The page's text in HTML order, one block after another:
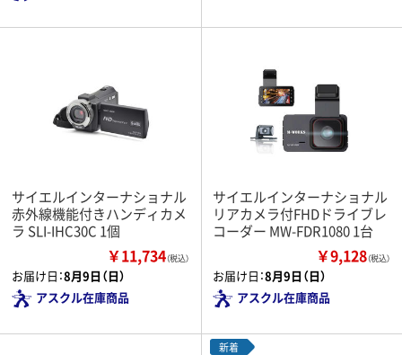
サイエルインターナショナル
赤外線機能付きハンディカメ
ラ SLI-IHC30C 1個
￥11,734（税込）
お届け日：8月9日（日）
アスクル在庫商品
サイエルインターナショナル
リアカメラ付FHDドライブレ
コーダー MW-FDR1080 1台
￥9,128（税込）
お届け日：8月9日（日）
アスクル在庫商品
新着